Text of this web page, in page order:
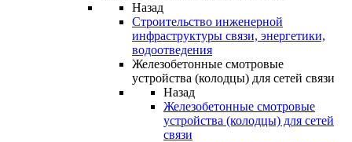
Назад
Строительство инженерной
инфраструктуры связи, энергетики,
водоотведения
Железобетонные смотровые
устройства (колодцы) для сетей связи
Назад
Железобетонные смотровые
устройства (колодцы) для сетей
связи